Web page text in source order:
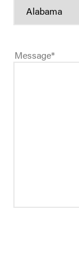
Message*